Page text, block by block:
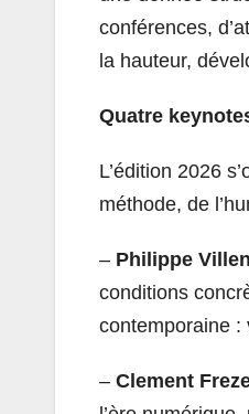
conférences,
la hauteur,
Quatre
L’édition 2026
méthode, de
– Philippe
conditions
contemporaine :
– Clement